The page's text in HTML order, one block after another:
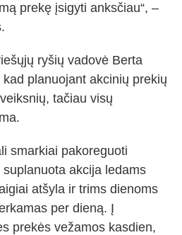
prekę įsigyti anksčiau“, –
ryšių vadovė Berta
planuojant akcinių prekių
tačiau visų
smarkiai pakoreguoti
akcija ledams
atšyla ir trims dienoms
per dieną. Į
prekės vežamos kasdien,